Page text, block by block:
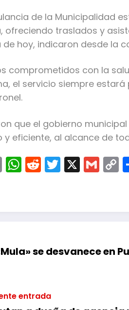
de la Municipalidad
ofreciendo traslados y
hoy, indicaron desde la
comprometidos con la
el servicio siempre
que el gobierno
y eficiente, al alcance de
EmailWhatsApp
Reddit
Twitter
X
se desvanece en
entrada